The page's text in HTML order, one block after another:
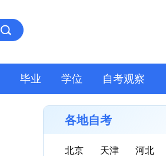
毕业 学位 自考观察
各地自考
北京 天津 河北